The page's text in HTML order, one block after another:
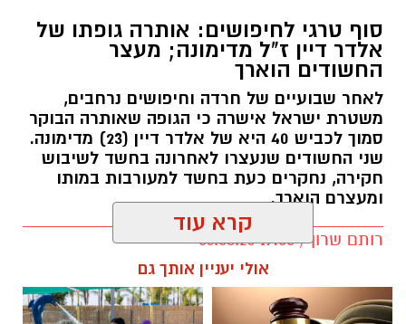
סוף טרגי לחיפושים: אותרה גופתו של
אלדר דיין ז"ל מדימונה; מעצר
החשודים הוארך
לאחר שבועיים של חרדה וחיפושים נרחבים,
משטרת ישראל אישרה כי הגופה שאותרה הבוקר
סמוך לכביש 40 היא של אלדר דיין (23) מדימונה.
שני החשודים שנעצרו לאחרונה בחשד לשיבוש
חקירה, נחקרים כעת בחשד למעורבות במותו
ומעצרם הוארך.
רותם שרון / 19:00 06.08.26
קרא עוד
אולי יעניין אותך גם